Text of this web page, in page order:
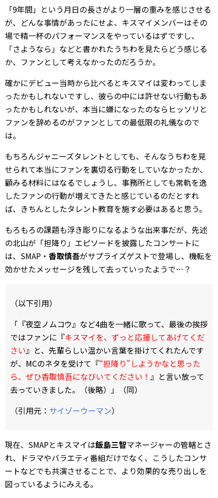
「9年間」という月日の長さがより一層の重みを感じさせる
が、どんな事情があったにせよ、キスマイメンバーはその
場で精一杯のパフォーマンスをやっているはずですし、
「さようなら」などと書かれたうちわを見たらどう感じる
か、ファンとして考えなかったのだろうか。
確かにデビュー当時から比べるとキスマイは変わってしま
ったかもしれないですし、彼らの中には許せない行動もあ
ったかもしれないが、本当に嫌になったのならヒッソリと
ファンを辞めるのがファンとしての最低限の礼儀なので
は。
もちろんジャニーズタレントとしても、そんなうちわを見
せられて本当にファンを裏切る行動をしていなかったか、
顧みる材料にはなるでしょうし、事務所としても常軌を逸
したファンの行動が増えてきたと感じているのだとすれ
ば、きちんとしたタレント教育を施す必要はあると思う。
もろもろの課題も浮き彫りになるような出来事だが、先述
の北山が「担降り」エピソードを披露したコンサートに
は、SMAP・ 香取慎吾がサプライズゲストで登場し、機転を
効かせたメッセージを残して去っていったようで…？
（以下引用）
「『夜空ノムコウ』など4曲を一緒に歌って、最後の挨拶
ではファンに『キスマイを、ずっと応援してあげてくだ
さい』と、先輩らしい温かい言葉を掛けてくれたんです
が、MCのネタを受けて『“担降り”しようかなと思った
ら、ぜひ香取慎吾になびいてください！ 』と言い放って
去っていきました。（後略）」（同）
（引用元： サイゾーウーマン）
現在、SMAPとキスマイは飯島三智マネージャーの管轄とさ
れ、ドラマやバラエティ番組だけでなく、こうしたコンサ
ートなどでも共演させることで、より効果的な売り出しを
図っているようにみえる。